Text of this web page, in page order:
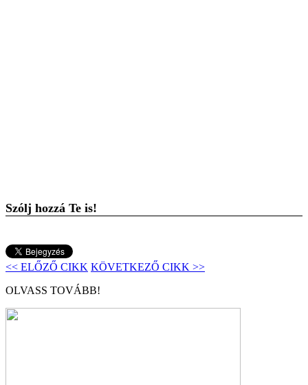
Szólj hozzá Te is!
<< ELŐZŐ CIKK KÖVETKEZŐ CIKK >>
OLVASS TOVÁBB!